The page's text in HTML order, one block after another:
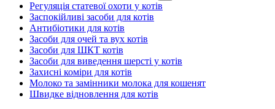
Регуляція статевої охоти у котів
Заспокійливі засоби для котів
Антибіотики для котів
Засоби для очей та вух котів
Засоби для ШКТ котів
Засоби для виведення шерсті у котів
Захисні коміри для котів
Молоко та замінники молока для кошенят
Швидке відновлення для котів